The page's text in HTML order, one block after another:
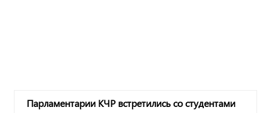
Парламентарии КЧР встретились со студентами